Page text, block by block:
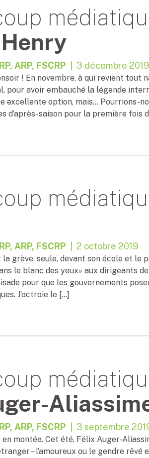
ARP, FSCRP | 3 décembre 2019
! En novembre, à qui revient tout
pour avoir embauché la légende
excellente option, mais… Pourrions-
d’après-saison pour la première fois
ARP, FSCRP | 2 octobre 2019
la grève, seule, devant son école et le
le blanc des yeux» aux dirigeants
pour que les gouvernements
J’octroie le […]
ARP, FSCRP | 3 septembre
montée. Cet été, Félix Auger-
– l’amoureux ou le gendre